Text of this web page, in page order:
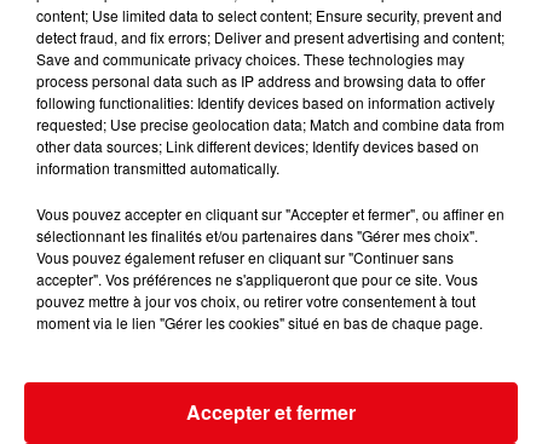
16/07/26 : LES INFORMATIONS
content; Use limited data to select content; Ensure security, prevent and
detect fraud, and fix errors; Deliver and present advertising and content;
Save and communicate privacy choices. These technologies may
process personal data such as IP address and browsing data to offer
following functionalities: Identify devices based on information actively
requested; Use precise geolocation data; Match and combine data from
other data sources; Link different devices; Identify devices based on
information transmitted automatically.
Vous pouvez accepter en cliquant sur "Accepter et fermer", ou affiner en
sélectionnant les finalités et/ou partenaires dans "Gérer mes choix".
Vous pouvez également refuser en cliquant sur "Continuer sans
accepter". Vos préférences ne s'appliqueront que pour ce site. Vous
pouvez mettre à jour vos choix, ou retirer votre consentement à tout
moment via le lien "Gérer les cookies" situé en bas de chaque page.
Accepter et fermer